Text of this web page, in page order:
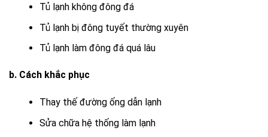
Tủ lạnh không đông đá
Tủ lạnh bị đông tuyết thường xuyên
Tủ lạnh làm đông đá quá lâu
b. Cách khắc phục
Thay thế đường ống dẫn lạnh
Sửa chữa hệ thống làm lạnh